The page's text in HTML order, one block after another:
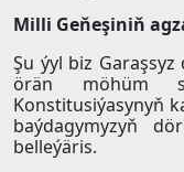
Milli Geňeşiniň
Şu ýyl biz
örän möhüm
Konstitusiýasynyň
baýdagymyzyň
belleýäris.